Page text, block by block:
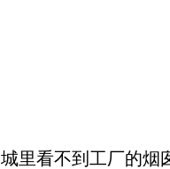
城里看不到工厂的烟